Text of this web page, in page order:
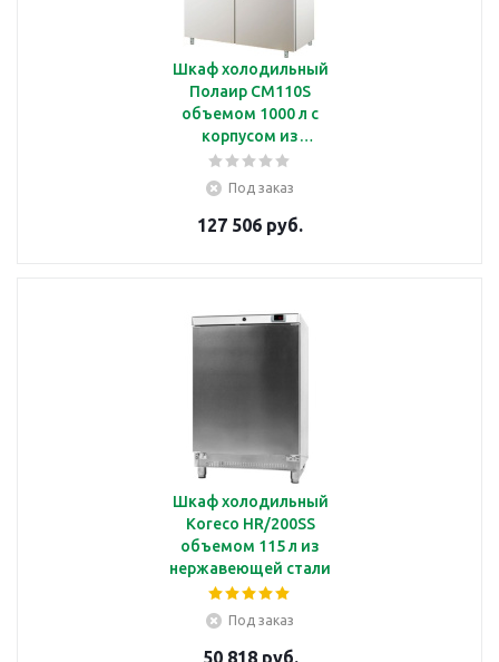
Шкаф холодильный
Полаир CM110S
объемом 1000 л с
корпусом из
окрашенной стали
Под заказ
127 506 руб.
Шкаф холодильный
Koreco HR/200SS
объемом 115 л из
нержавеющей стали
Под заказ
50 818 руб.